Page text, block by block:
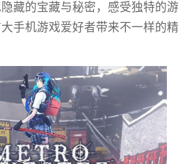
藏的宝藏与秘密，感受独特的游
手机游戏爱好者带来不一样的精